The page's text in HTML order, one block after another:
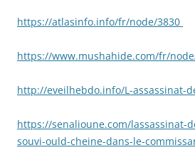
https://atlasinfo.info/fr/node/3830
https://www.mushahide.com/fr/
http://eveilhebdo.info/L-assassinat-
https://senalioune.com/lassassinat-
souvi-ould-cheine-dans-le-